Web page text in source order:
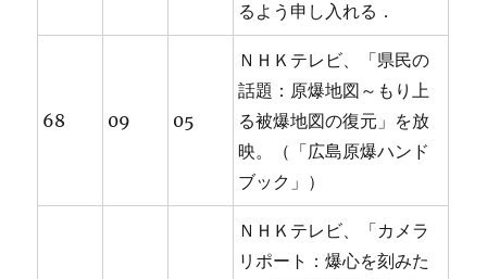
るよう申し入れる．
68 09 05
ＮＨＫテレビ、「県民の
話題：原爆地図～もり上
る被爆地図の復元」を放
映。（「広島原爆ハンド
ブック」）
ＮＨＫテレビ、「カメラ
リポート：爆心を刻みた